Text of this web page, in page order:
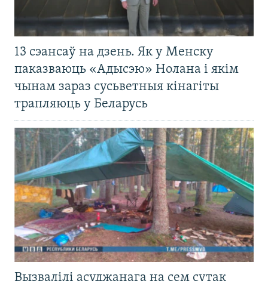
13 сэансаў на дзень. Як у Менску
паказваюць «Адысэю» Нолана і якім
чынам зараз сусьветныя кінагіты
трапляюць у Беларусь
Вызвалілі асуджанага на сем сутак